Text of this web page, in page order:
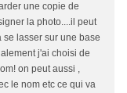
une copie de
la photo....il peut
lasser sur une base
j'ai choisi de
on peut aussi ,
le nom etc ce qui va